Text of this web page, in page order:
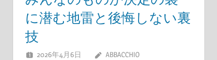
に潜む地雷と後悔しない裏
技
2026年4月6日 ABBACCHIO